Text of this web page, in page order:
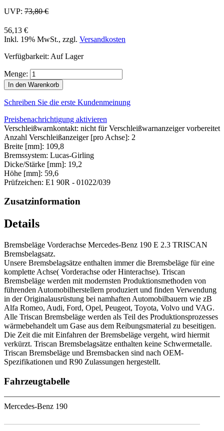
UVP: 73,80 €
56,13 €
Inkl. 19% MwSt., zzgl. Versandkosten
Verfügbarkeit: Auf Lager
Menge:
In den Warenkorb
Schreiben Sie die erste Kundenmeinung
Preisbenachrichtigung aktivieren
Verschleißwarnkontakt: nicht für Verschleißwarnanzeiger vorbereitet
Anzahl Verschleißanzeiger [pro Achse]: 2
Breite [mm]: 109,8
Bremssystem: Lucas-Girling
Dicke/Stärke [mm]: 19,2
Höhe [mm]: 59,6
Prüfzeichen: E1 90R - 01022/039
Zusatzinformation
Details
Bremsbeläge Vorderachse Mercedes-Benz 190 E 2.3 TRISCAN
Bremsbelagsatz.
Unsere Bremsbelagsätze enthalten immer die Bremsbeläge für eine
komplette Achse( Vorderachse oder Hinterachse). Triscan
Bremsbeläge werden mit modernsten Produktionsmethoden von
führenden Automobilherstellern produziert und finden Verwendung
in der Originalausrüstung bei namhaften Automobilbauern wie zB
Alfa Romeo, Audi, Ford, Opel, Peugeot, Toyota, Volvo und VAG.
Alle Triscan Bremsbeläge werden als Teil des Produktionsprozesses
wärmebehandelt um Gase aus dem Reibungsmaterial zu beseitigen.
Die Zeit die mit Einfahren der Bremsbeläge vergeht, wird hiermit
verkürzt. Triscan Bremsbelagsätze enthalten keine Schwermetalle.
Triscan Bremsbeläge und Bremsbacken sind nach OEM-
Spezifikationen und R90 Zulassungen hergestellt.
Fahrzeugtabelle
Mercedes-Benz 190